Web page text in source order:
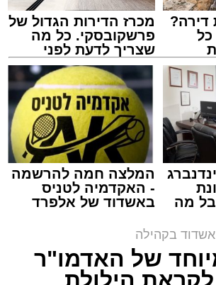
, "מהות"
בין הזמנים אב שהיה גדוש
ומגוונות, במוצאי שבת הקרוב,
למורשת" בראשות מ"מ ראש
בשיתוף הרשות העירונית
מועצת העיר הרב מני אזולאי.
דירה?
>>>
מכרז הדירות הגדול של
פרשקובסקי. כל מה
שצריך לדעת לפני
שמגישים הצעה לדירה
באשדוד
מה
המלצה חמה להרשמה
- האקדמיה לטניס
באשדוד של אלפרד
אשדוד בקהילה
של האדמו"ר